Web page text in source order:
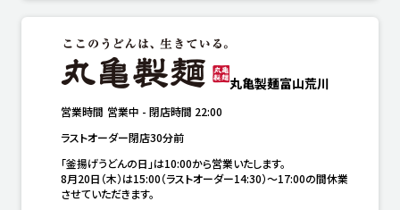
丸亀製麺富山荒川
営業時間 営業中 - 閉店時間 22:00
ラストオーダー閉店30分前
「釜揚げうどんの日」は10:00から営業いたします。
8月20日（木）は15:00（ラストオーダー14:30）～17:00の間休業
させていただきます。